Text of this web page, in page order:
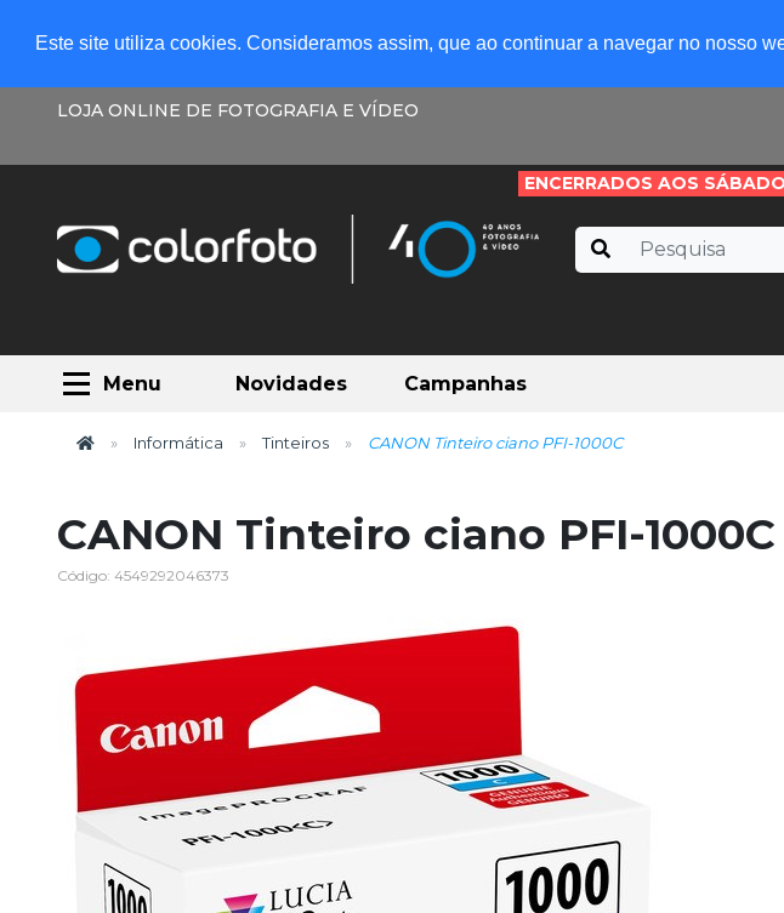
Este site utiliza cookies. Consideramos assim, que ao continuar a navegar no nosso
LOJA ONLINE DE FOTOGRAFIA E VÍDEO
ENCERRADOS AOS
Menu Novidades Campanhas
Informática Tinteiros CANON Tinteiro ciano PFI-1000C
CANON Tinteiro ciano PFI-1000C
Código: 4549292046373